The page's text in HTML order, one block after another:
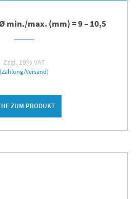
Ø min./max. (mm) = 9 – 10,5
Zzgl. 19% VAT
(Zahlung/Versand)
ZUM PRODUKT